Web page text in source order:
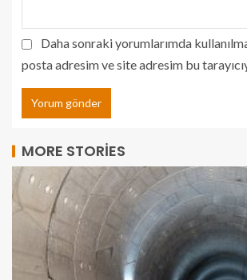
Daha sonraki yorumlarımda
posta adresim ve site adresim bu
MORE STORIES